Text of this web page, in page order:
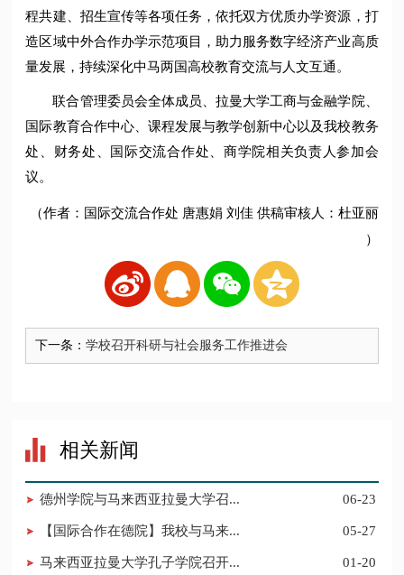
程共建、招生宣传等各项任务，依托双方优质办学资源，打
造区域中外合作办学示范项目，助力服务数字经济产业高质
量发展，持续深化中马两国高校教育交流与人文互通。
联合管理委员会全体成员、拉曼大学工商与金融学院、
国际教育合作中心、课程发展与教学创新中心以及我校教务
处、财务处、国际交流合作处、商学院相关负责人参加会
议。
（作者：国际交流合作处 唐惠娟 刘佳 供稿审核人：杜亚丽
）
下一条：学校召开科研与社会服务工作推进会
相关新闻
德州学院与马来西亚拉曼大学召... 06-23
【国际合作在德院】我校与马来... 05-27
马来西亚拉曼大学孔子学院召开... 01-20